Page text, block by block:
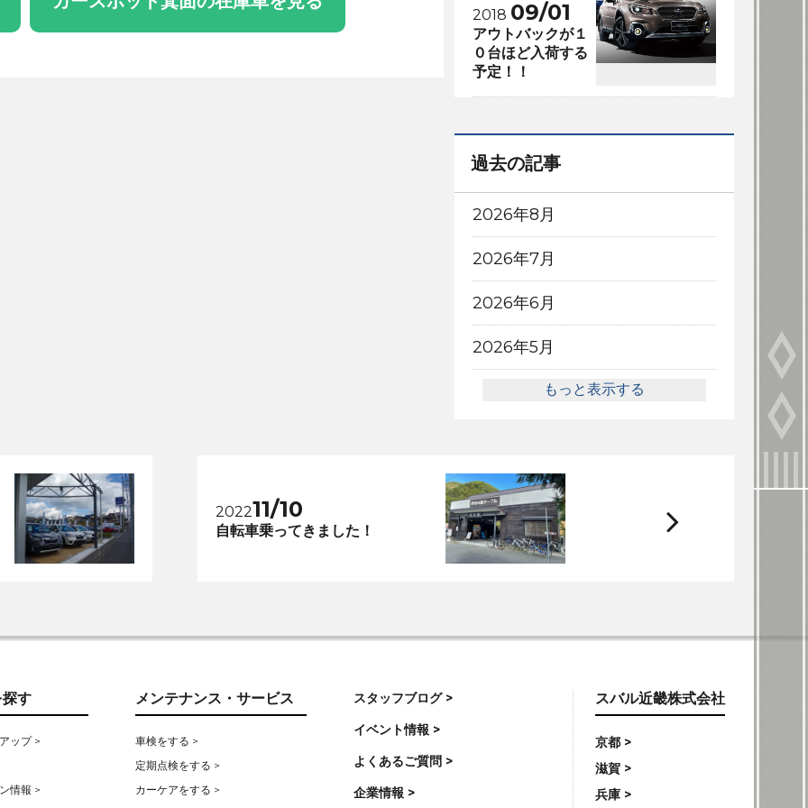
2018 09/01
アウトバックが１
０台ほど入荷する
予定！！
過去の記事
2026年8月
2026年7月
2026年6月
2026年5月
もっと表示する
202211/10
自転車乗ってきました！
次
す
ップ >
情報 >
メンテナンス・サービス
車検をする >
定期点検をする >
カーケアをする >
スタッフブログ >
イベント情報 >
よくあるご質問 >
企業情報 >
スバル近畿株式会社
京都 >
滋賀 >
兵庫 >